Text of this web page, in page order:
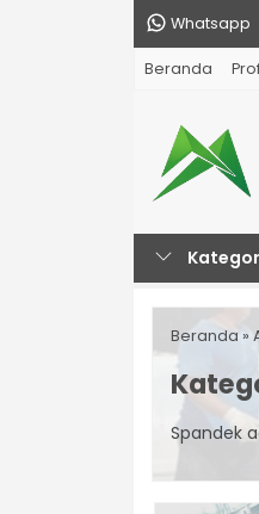
Whatsapp
Beranda
Beranda»
Spandek